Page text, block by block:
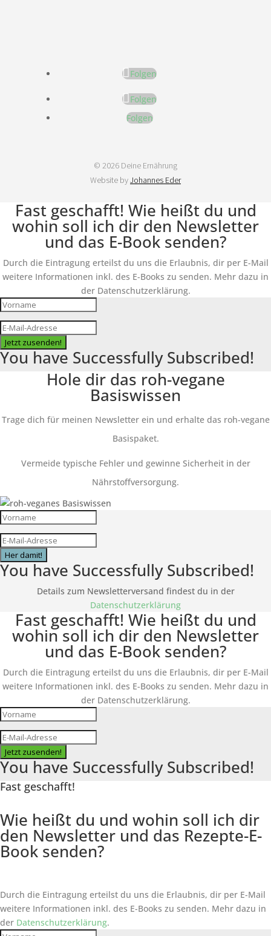
Folgen
Folgen
Folgen
© 2026 Deine Ernährung
Website byJohannes Eder
Fast geschafft! Wie heißt du und
wohin soll ich dir den Newsletter
und das E-Book senden?
Durch die Eintragung erteilst du uns die Erlaubnis, dir per E-Mail
weitere Informationen inkl. des E-Books zu senden. Mehr dazu in
der Datenschutzerklärung.
Jetzt zusenden!
You have Successfully Subscribed!
Hole dir das roh-vegane
Basiswissen
Trage dich für meinen Newsletter ein und erhalte das roh-vegane
Basispaket.
Vermeide typische Fehler und gewinne Sicherheit in der
Nährstoffversorgung.
Her damit!
You have Successfully Subscribed!
Details zum Newsletterversand findest du in der
Datenschutzerklärung
Fast geschafft! Wie heißt du und
wohin soll ich dir den Newsletter
und das E-Book senden?
Durch die Eintragung erteilst du uns die Erlaubnis, dir per E-Mail
weitere Informationen inkl. des E-Books zu senden. Mehr dazu in
der Datenschutzerklärung.
Jetzt zusenden!
You have Successfully Subscribed!
Fast geschafft!
Wie heißt du und wohin soll ich dir
den Newsletter und das Rezepte-E-
Book senden?
Durch die Eintragung erteilst du uns die Erlaubnis, dir per E-Mail
weitere Informationen inkl. des E-Books zu senden. Mehr dazu in
der Datenschutzerklärung.